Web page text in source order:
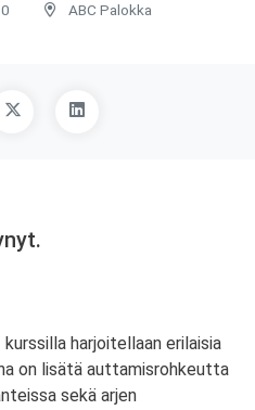
ABC Palokka
kurssilla harjoitellaan erilaisia
on lisätä auttamisrohkeutta
sekä arjen